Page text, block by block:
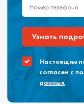
Узнать
Настоящим
согласен с
данных